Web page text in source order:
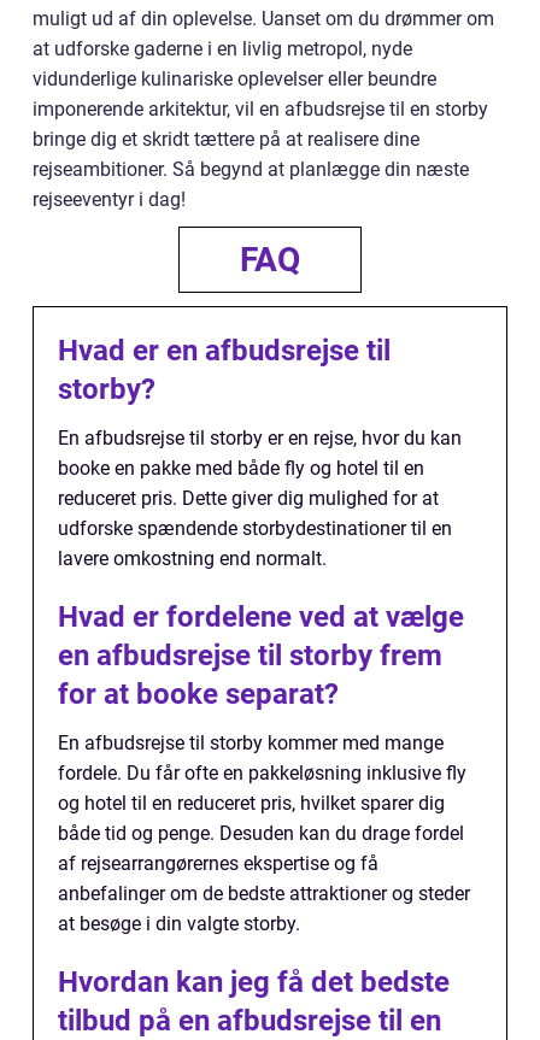
muligt ud af din oplevelse. Uanset om du drømmer om
at udforske gaderne i en livlig metropol, nyde
vidunderlige kulinariske oplevelser eller beundre
imponerende arkitektur, vil en afbudsrejse til en storby
bringe dig et skridt tættere på at realisere dine
rejseambitioner. Så begynd at planlægge din næste
rejseeventyr i dag!
FAQ
Hvad er en afbudsrejse til
storby?
En afbudsrejse til storby er en rejse, hvor du kan
booke en pakke med både fly og hotel til en
reduceret pris. Dette giver dig mulighed for at
udforske spændende storbydestinationer til en
lavere omkostning end normalt.
Hvad er fordelene ved at vælge
en afbudsrejse til storby frem
for at booke separat?
En afbudsrejse til storby kommer med mange
fordele. Du får ofte en pakkeløsning inklusive fly
og hotel til en reduceret pris, hvilket sparer dig
både tid og penge. Desuden kan du drage fordel
af rejsearrangørernes ekspertise og få
anbefalinger om de bedste attraktioner og steder
at besøge i din valgte storby.
Hvordan kan jeg få det bedste
tilbud på en afbudsrejse til en